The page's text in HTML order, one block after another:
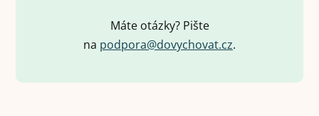
Máte otázky? Pište
na podpora@dovychovat.cz.